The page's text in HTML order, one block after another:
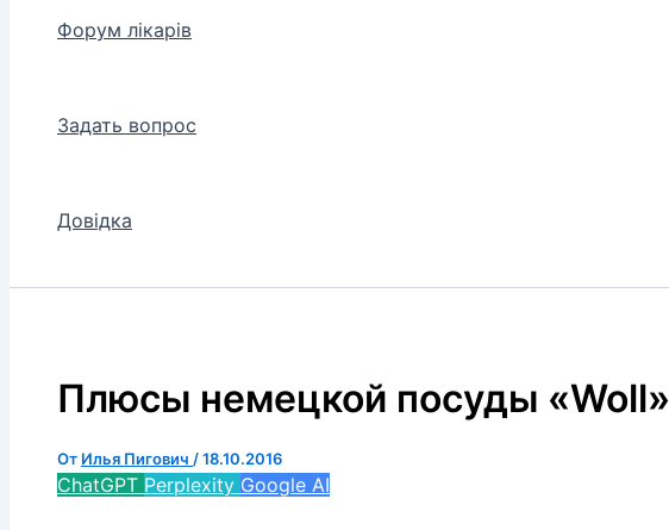
Форум лікарів
Задать вопрос
Довідка
Плюсы немецкой посуды «Woll»
От Илья Пигович /18.10.2016
ChatGPT Perplexity Google AI